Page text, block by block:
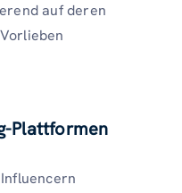
auf deren
Plattformen